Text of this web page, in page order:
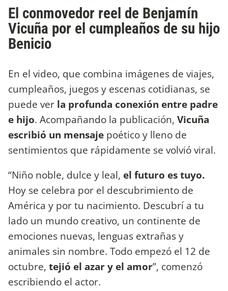
El conmovedor reel de Benjamín
Vicuña por el cumpleaños de su hijo
Benicio
En el video, que combina imágenes de viajes,
cumpleaños, juegos y escenas cotidianas, se
puede ver la profunda conexión entre padre
e hijo. Acompañando la publicación, Vicuña
escribió un mensaje poético y lleno de
sentimientos que rápidamente se volvió viral.
“Niño noble, dulce y leal, el futuro es tuyo.
Hoy se celebra por el descubrimiento de
América y por tu nacimiento. Descubrí a tu
lado un mundo creativo, un continente de
emociones nuevas, lenguas extrañas y
animales sin nombre. Todo empezó el 12 de
octubre, tejió el azar y el amor”, comenzó
escribiendo el actor.